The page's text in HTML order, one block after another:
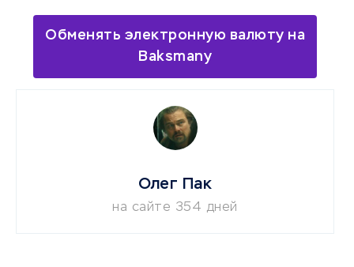
Обменять электронную валюту на
Baksmany
Олег Пак
на сайте 354 дней